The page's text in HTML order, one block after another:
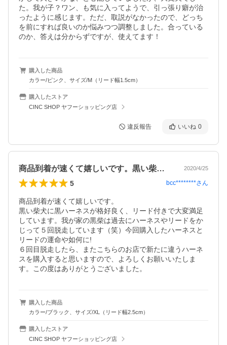
た。我が子？ワン、も気に入ってようで、引っ張り癖が治
ったように感じます。ただ、取説がなかったので、どっち
を前にすれば良いのか悩みつつ調整しました。合っている
のか、答えは分からずですが、使えてます！
購入した商品
カラー/ピンク、サイズ/M（リード幅1.5cm）
購入したストア
CINC SHOP ヤフーショッピング店
違反報告 いいね 0
商品到着が速くて嬉しいです。黒い柴犬に… 2020/4/25
5 bcc********さん
商品到着が速くて嬉しいです。
黒い柴犬に黒ハーネスが格好良く、リード付きで大変満足
しています。我が家の黒柴は過去にハーネスやリードをか
じって５回脱走しています（笑）今回購入したハーネスと
リードの運命や如何に!
６回目脱走したら、またこちらのお店で新たに違うハーネ
スを購入すると思いますので、よろしくお願いいたしま
す。この度はありがとうございました。
購入した商品
カラー/ブラック、サイズ/XL（リード幅2.5cm）
購入したストア
CINC SHOP ヤフーショッピング店